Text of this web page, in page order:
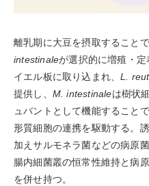
離乳期に大豆を摂取すること
intestinaleが選択的に増殖・
イエル板に取り込まれ、L.
提供し、 M. intestinaleは樹状
ュバントとして機能すること
形質細胞の連携を駆動する。
加えサルモネラ菌などの病原
腸内細菌叢の恒常性維持と病
を併せ持つ。